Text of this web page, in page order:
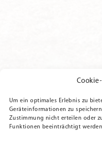
Um ein optimales Erlebnis zu
Geräteinformationen zu
Zustimmung nicht erteilen oder
Funktionen beeinträchtigt